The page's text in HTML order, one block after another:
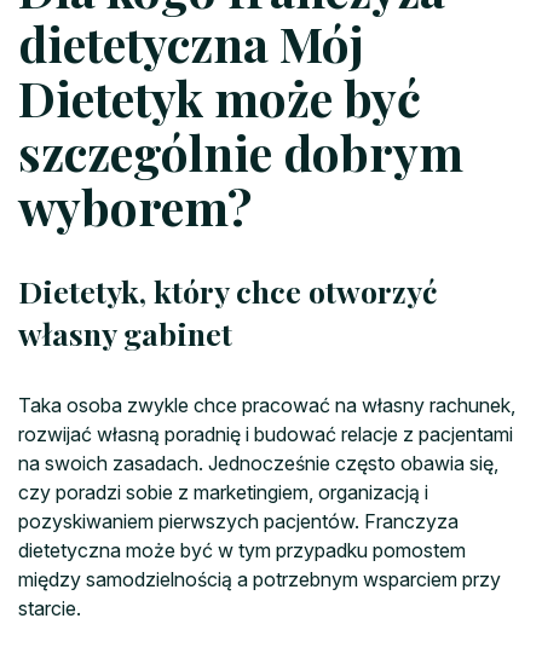
dietetyczna Mój
Dietetyk może być
szczególnie dobrym
wyborem?
Dietetyk, który chce otworzyć
własny gabinet
Taka osoba zwykle chce pracować na własny rachunek,
rozwijać własną poradnię i budować relacje z pacjentami
na swoich zasadach. Jednocześnie często obawia się,
czy poradzi sobie z marketingiem, organizacją i
pozyskiwaniem pierwszych pacjentów. Franczyza
dietetyczna może być w tym przypadku pomostem
między samodzielnością a potrzebnym wsparciem przy
starcie.